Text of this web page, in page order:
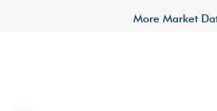
More Market